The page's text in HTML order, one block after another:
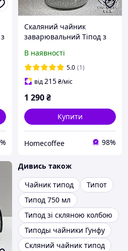
Скаляний чайник
заварювальний Тіпод з
В наявності
5.0 (1)
від215₴/міс
1 290₴
Купити
Homecoffee 98%
Дивись також
Чайник типод
Типот
Типод 750 мл
Типод зі скляною колбою
Типоды чайники Гунфу
Скляний чайник типод